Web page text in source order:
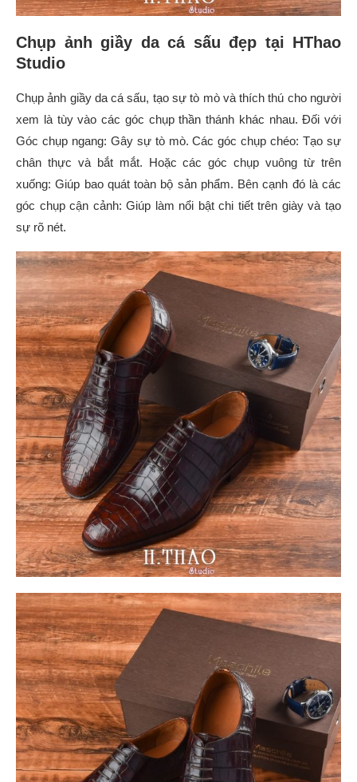
Chụp ảnh giầy da cá sấu đẹp tại HThao
Studio
Chụp ảnh giầy da cá sấu, tạo sự tò mò và thích thú cho người
xem là tùy vào các góc chụp thần thánh khác nhau. Đối với
Góc chụp ngang: Gây sự tò mò. Các góc chụp chéo: Tạo sự
chân thực và bắt mắt. Hoặc các góc chụp vuông từ trên
xuống: Giúp bao quát toàn bộ sản phẩm. Bên cạnh đó là các
góc chụp cận cảnh: Giúp làm nổi bật chi tiết trên giày và tạo
sự rõ nét.